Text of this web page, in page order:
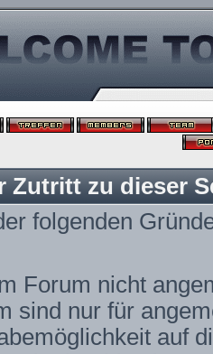
Zutritt zu dieser
folgenden
Forum nicht
sind nur für
auf